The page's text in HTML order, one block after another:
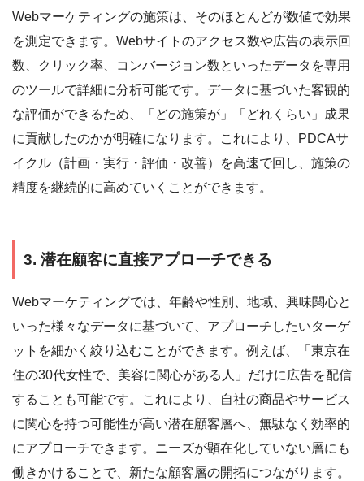
Webマーケティングの施策は、そのほとんどが数値で効果
を測定できます。Webサイトのアクセス数や広告の表示回
数、クリック率、コンバージョン数といったデータを専用
のツールで詳細に分析可能です。データに基づいた客観的
な評価ができるため、「どの施策が」「どれくらい」成果
に貢献したのかが明確になります。これにより、PDCAサ
イクル（計画・実行・評価・改善）を高速で回し、施策の
精度を継続的に高めていくことができます。
3. 潜在顧客に直接アプローチできる
Webマーケティングでは、年齢や性別、地域、興味関心と
いった様々なデータに基づいて、アプローチしたいターゲ
ットを細かく絞り込むことができます。例えば、「東京在
住の30代女性で、美容に関心がある人」だけに広告を配信
することも可能です。これにより、自社の商品やサービス
に関心を持つ可能性が高い潜在顧客層へ、無駄なく効率的
にアプローチできます。ニーズが顕在化していない層にも
働きかけることで、新たな顧客層の開拓につながります。